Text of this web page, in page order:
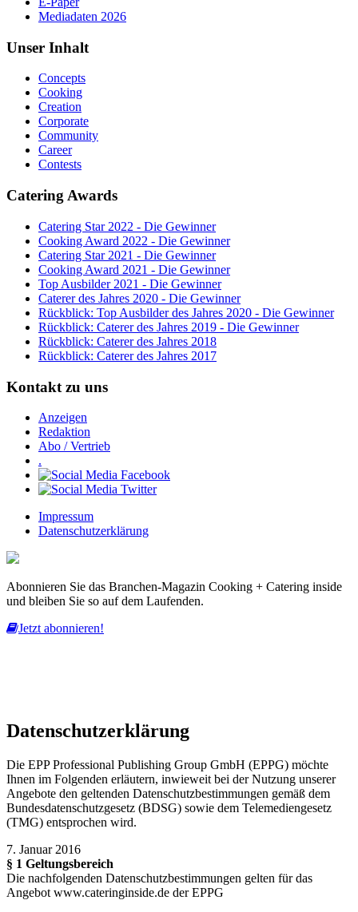
Mediadaten 2026
Unser Inhalt
Concepts
Cooking
Creation
Corporate
Community
Career
Contests
Catering Awards
Catering Star 2022 - Die Gewinner
Cooking Award 2022 - Die Gewinner
Catering Star 2021 - Die Gewinner
Cooking Award 2021 - Die Gewinner
Top Ausbilder 2021 - Die Gewinner
Caterer des Jahres 2020 - Die Gewinner
Rückblick: Top Ausbilder des Jahres 2020 - Die Gewinner
Rückblick: Caterer des Jahres 2019 - Die Gewinner
Rückblick: Caterer des Jahres 2018
Rückblick: Caterer des Jahres 2017
Kontakt zu uns
Anzeigen
Redaktion
Abo / Vertrieb
.
Impressum
Datenschutzerklärung
Abonnieren Sie das Branchen-Magazin Cooking + Catering inside
und bleiben Sie so auf dem Laufenden.
Jetzt abonnieren!
Datenschutzerklärung
Die EPP Professional Publishing Group GmbH (EPPG) möchte
Ihnen im Folgenden erläutern, inwieweit bei der Nutzung unserer
Angebote den geltenden Datenschutzbestimmungen gemäß dem
Bundesdatenschutzgesetz (BDSG) sowie dem Telemediengesetz
(TMG) entsprochen wird.
7. Januar 2016
§ 1 Geltungsbereich
Die nachfolgenden Datenschutzbestimmungen gelten für das
Angebot www.cateringinside.de der EPPG